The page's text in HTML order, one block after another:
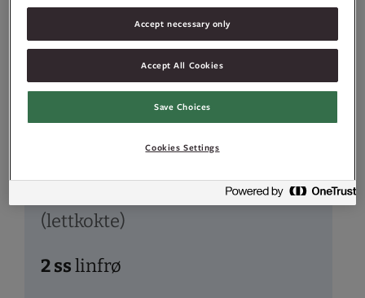
300gsammalt speltmel
siktet speltmel
kruskakli
(lettkokte)
2sslinfrø
Accept necessary only
Accept All Cookies
Save Choices
Cookies Settings